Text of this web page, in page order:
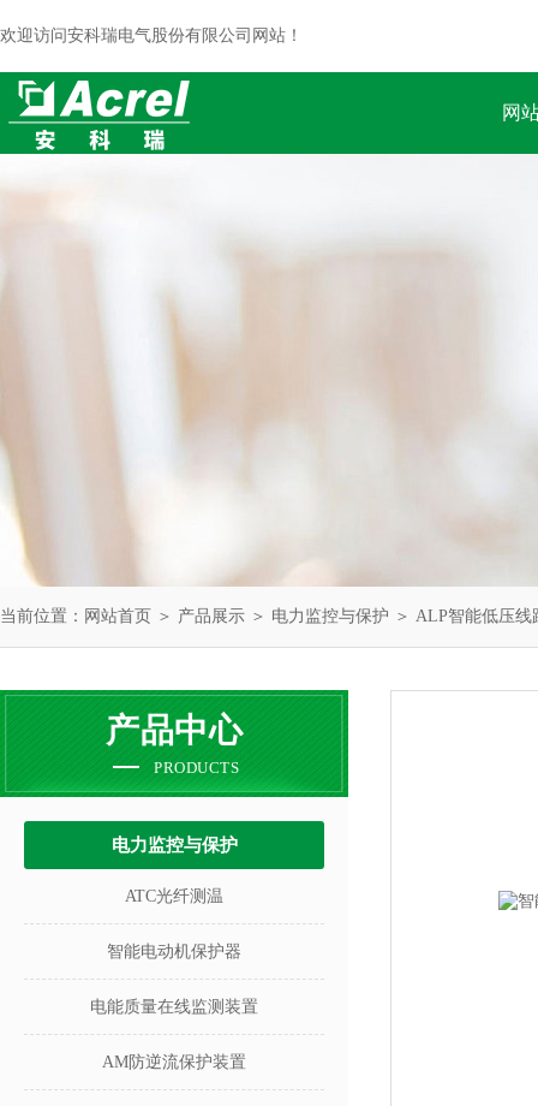
欢迎访问安科瑞电气股份有限公司网站！
网
当前位置： 网站首页 ＞ 产品展示 ＞ 电力监控与保护 ＞ ALP智能低压线
产品中心
PRODUCTS
电力监控与保护
ATC光纤测温
智能电动机保护器
电能质量在线监测装置
AM防逆流保护装置